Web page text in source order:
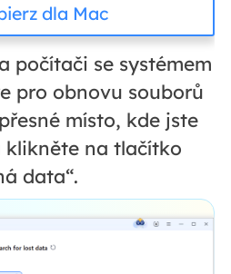
dla Mac
počítači se systémem
pro obnovu souborů
místo, kde jste
na tlačítko
data“.